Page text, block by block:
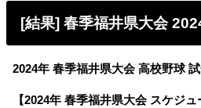
[結果] 春季福井県大会
2024年 春季福井県大会 高校野球
【2024年 春季福井県大会 スケジュ